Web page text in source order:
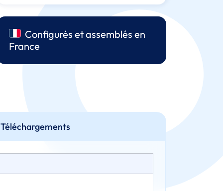
Configurés et assemblés en
France
Téléchargements